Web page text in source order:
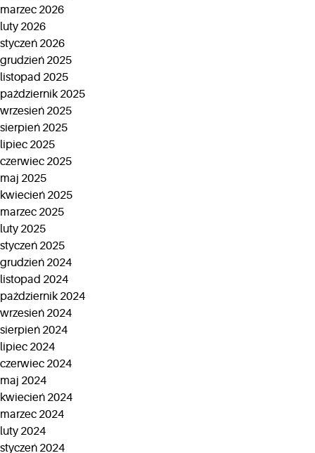
marzec 2026
luty 2026
styczeń 2026
grudzień 2025
listopad 2025
październik 2025
wrzesień 2025
sierpień 2025
lipiec 2025
czerwiec 2025
maj 2025
kwiecień 2025
marzec 2025
luty 2025
styczeń 2025
grudzień 2024
listopad 2024
październik 2024
wrzesień 2024
sierpień 2024
lipiec 2024
czerwiec 2024
maj 2024
kwiecień 2024
marzec 2024
luty 2024
styczeń 2024